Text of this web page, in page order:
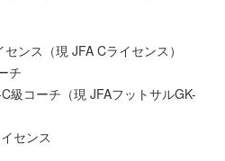
ンス（現 JFA Cライセンス）
チ
コーチ（現 JFAフットサルGK-
センス